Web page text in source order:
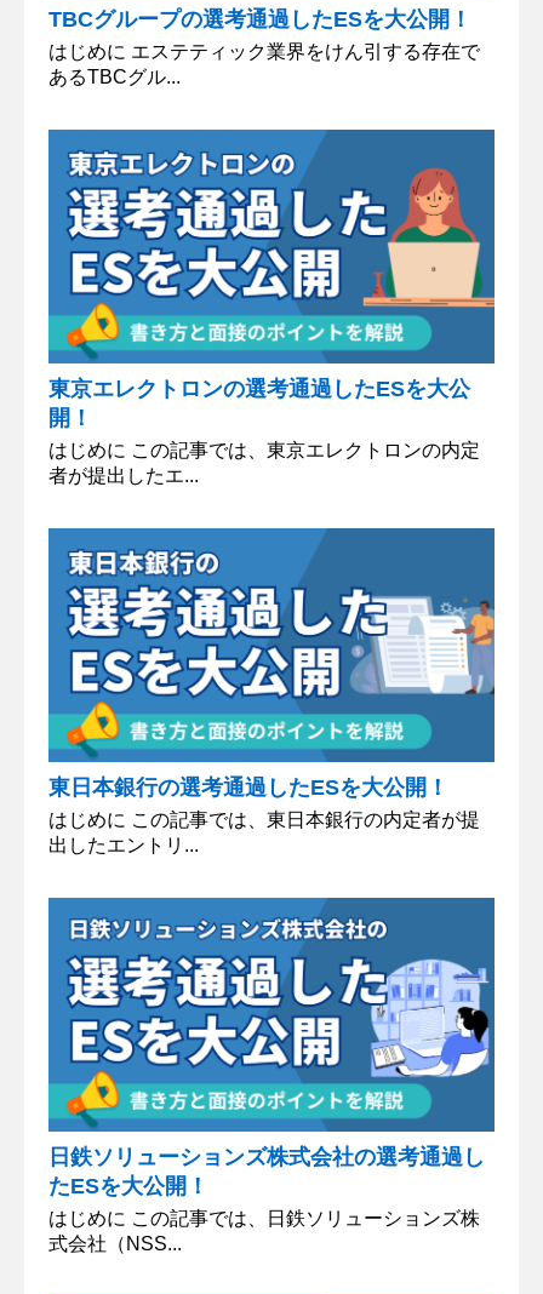
TBCグループの選考通過したESを大公開！
はじめに エステティック業界をけん引する存在で
あるTBCグル...
東京エレクトロンの選考通過したESを大公
開！
はじめに この記事では、東京エレクトロンの内定
者が提出したエ...
東日本銀行の選考通過したESを大公開！
はじめに この記事では、東日本銀行の内定者が提
出したエントリ...
日鉄ソリューションズ株式会社の選考通過し
たESを大公開！
はじめに この記事では、日鉄ソリューションズ株
式会社（NSS...